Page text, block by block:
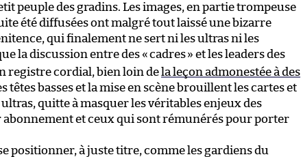
peuple des gradins. Les images, en partie trompeuse
été diffusées ont malgré tout laissé une bizarre
qui finalement ne sert ni les ultras ni les
la discussion entre des «cadres» et les leaders des
registre cordial, bien loin de la leçon admonestée à des
têtes basses et la mise en scène brouillent les cartes et
quitte à masquer les véritables enjeux des
et ceux qui sont rémunérés pour porter
positionner, à juste titre, comme les gardiens du